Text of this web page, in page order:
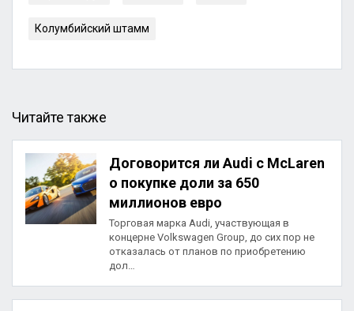
Колумбийский штамм
Читайте также
Договорится ли Audi с McLaren
о покупке доли за 650
миллионов евро
Торговая марка Audi, участвующая в
концерне Volkswagen Group, до сих пор не
отказалась от планов по приобретению
дол…